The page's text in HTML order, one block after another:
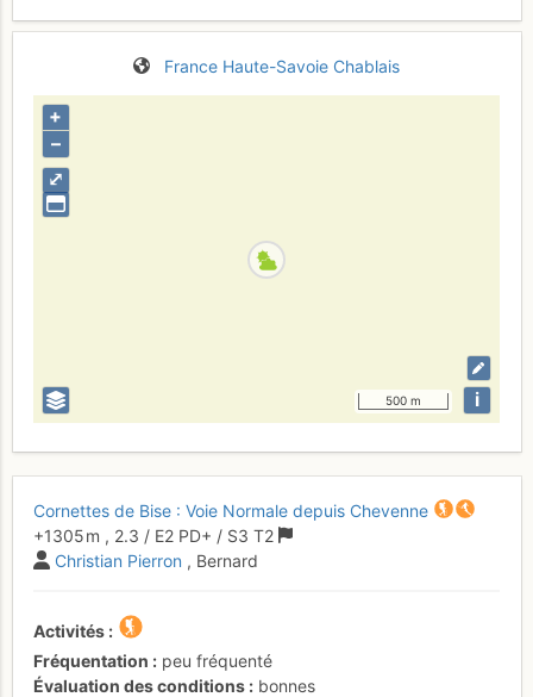
France Haute-Savoie Chablais
⤢
+
–
500 m i
Cornettes de Bise : Voie Normale depuis Chevenne
+1305 m , 2.3 / E2 PD+ / S3 T2
Christian Pierron , Bernard
Activités
Fréquentation
peu fréquenté
Évaluation des conditions
bonnes